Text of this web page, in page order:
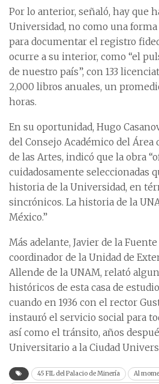
Por lo anterior, señaló, hay que
Universidad, no como una
para documentar el registro
ocurre a su interior, como “el
de nuestro país”, con 133
2,000 libros anuales, un
horas.
En su oportunidad, Hugo
del Consejo Académico del Área
de las Artes, indicó que la obra
cuidadosamente seleccionadas
historia de la Universidad, en
sincrónicos. La historia de la
México.”
Más adelante, Javier de la
coordinador de la Unidad de
Allende de la UNAM, relató
históricos de esta casa de
cuando en 1936 con el rector
instauró el servicio social para
así como el tránsito, años
Universitario a la Ciudad
45 FIL del Palacio de Minería
Al